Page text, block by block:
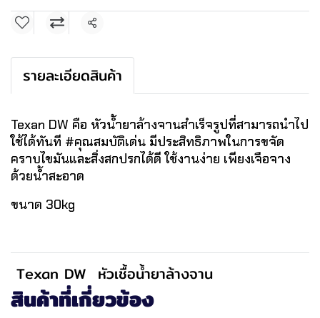
แชร์
รายละเอียดสินค้า
Texan DW คือ หัวน้ำยาล้างจานสำเร็จรูปที่สามารถนำไป
ใช้ได้ทันที #คุณสมบัติเด่น มีประสิทธิภาพในการขจัด
คราบไขมันและสิ่งสกปรกได้ดี ใช้งานง่าย เพียงเจือจาง
ด้วยน้ำสะอาด
ขนาด 30kg
Texan DW หัวเชื้อน้ำยาล้างจาน
สินค้าที่เกี่ยวข้อง